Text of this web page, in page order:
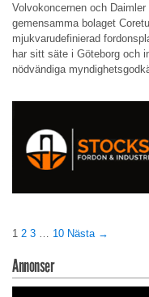
Volvokoncernen och
gemensamma bolaget
mjukvarudefinierad
har sitt säte i Göteborg och
nödvändiga
1 2 3 10 Nästa →
Annonser